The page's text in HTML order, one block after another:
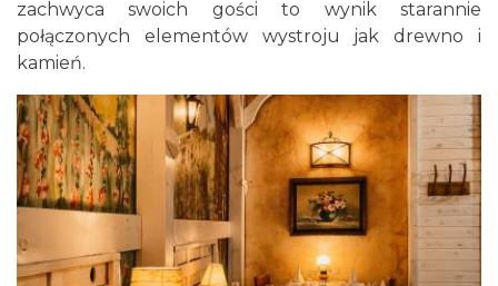
zachwyca swoich gości to wynik starannie
połączonych elementów wystroju jak drewno i
kamień.